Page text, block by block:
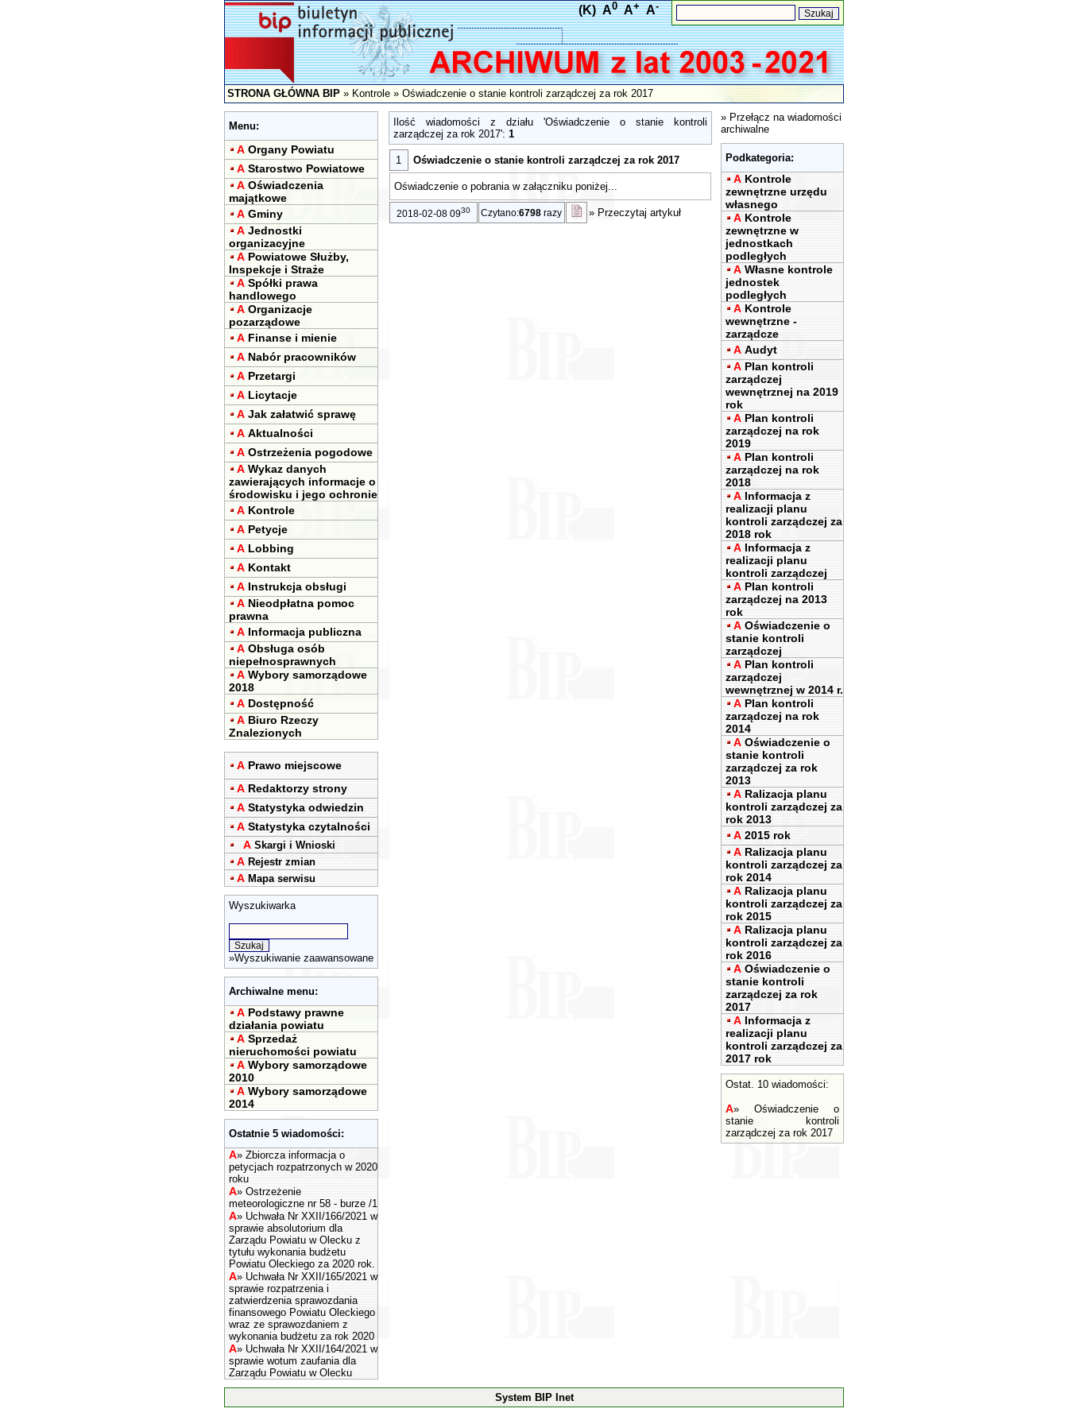
(K) A0 A+ A-
STRONA GŁÓWNA BIP»Kontrole»Oświadczenie o stanie kontroli zarządczej za rok 2017
Menu:
A Organy Powiatu
A Starostwo Powiatowe
A Oświadczenia
majątkowe
A Gminy
A Jednostki
organizacyjne
A Powiatowe Służby,
Inspekcje i Straże
A Spółki prawa
handlowego
A Organizacje
pozarządowe
A Finanse i mienie
A Nabór pracowników
A Przetargi
A Licytacje
A Jak załatwić sprawę
A Aktualności
A Ostrzeżenia pogodowe
A Wykaz danych
zawierających informacje o
środowisku i jego ochronie
A Kontrole
A Petycje
A Lobbing
A Kontakt
A Instrukcja obsługi
A Nieodpłatna pomoc
prawna
A Informacja publiczna
A Obsługa osób
niepełnosprawnych
A Wybory samorządowe
2018
A Dostępność
A Biuro Rzeczy
Znalezionych
A Prawo miejscowe
A Redaktorzy strony
A Statystyka odwiedzin
A Statystyka czytalności
A Skargi i Wnioski
A Rejestr zmian
A Mapa serwisu
Wyszukiwarka
»Wyszukiwanie zaawansowane
Archiwalne menu:
A Podstawy prawne
działania powiatu
A Sprzedaż
nieruchomości powiatu
A Wybory samorządowe
2010
A Wybory samorządowe
2014
Ostatnie 5 wiadomości:
A» Zbiorcza informacja o
petycjach rozpatrzonych w 2020
roku
A» Ostrzeżenie
meteorologiczne nr 58 - burze /1
A» Uchwała Nr XXII/166/2021 w
sprawie absolutorium dla
Zarządu Powiatu w Olecku z
tytułu wykonania budżetu
Powiatu Oleckiego za 2020 rok.
A» Uchwała Nr XXII/165/2021 w
sprawie rozpatrzenia i
zatwierdzenia sprawozdania
finansowego Powiatu Oleckiego
wraz ze sprawozdaniem z
wykonania budżetu za rok 2020
A» Uchwała Nr XXII/164/2021 w
sprawie wotum zaufania dla
Zarządu Powiatu w Olecku
Ilość wiadomości z działu 'Oświadczenie o stanie kontroli
zarządczej za rok 2017': 1
1 Oświadczenie o stanie kontroli zarządczej za rok 2017
Oświadczenie o pobrania w załączniku poniżej...
2018-02-08 0930 Czytano:6798 razy » Przeczytaj artykuł
» Przełącz na wiadomości
archiwalne
Podkategoria:
A Kontrole
zewnętrzne urzędu
własnego
A Kontrole
zewnętrzne w
jednostkach
podległych
A Własne kontrole
jednostek
podległych
A Kontrole
wewnętrzne -
zarządcze
A Audyt
A Plan kontroli
zarządczej
wewnętrznej na 2019
rok
A Plan kontroli
zarządczej na rok
2019
A Plan kontroli
zarządczej na rok
2018
A Informacja z
realizacji planu
kontroli zarządczej za
2018 rok
A Informacja z
realizacji planu
kontroli zarządczej
A Plan kontroli
zarządczej na 2013
rok
A Oświadczenie o
stanie kontroli
zarządczej
A Plan kontroli
zarządczej
wewnętrznej w 2014 r.
A Plan kontroli
zarządczej na rok
2014
A Oświadczenie o
stanie kontroli
zarządczej za rok
2013
A Ralizacja planu
kontroli zarządczej za
rok 2013
A 2015 rok
A Ralizacja planu
kontroli zarządczej za
rok 2014
A Ralizacja planu
kontroli zarządczej za
rok 2015
A Ralizacja planu
kontroli zarządczej za
rok 2016
A Oświadczenie o
stanie kontroli
zarządczej za rok
2017
A Informacja z
realizacji planu
kontroli zarządczej za
2017 rok
Ostat. 10 wiadomości:
A» Oświadczenie o
stanie kontroli
zarządczej za rok 2017
System BIP Inet